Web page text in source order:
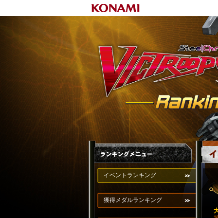
イベントランキング
獲得メダルランキング